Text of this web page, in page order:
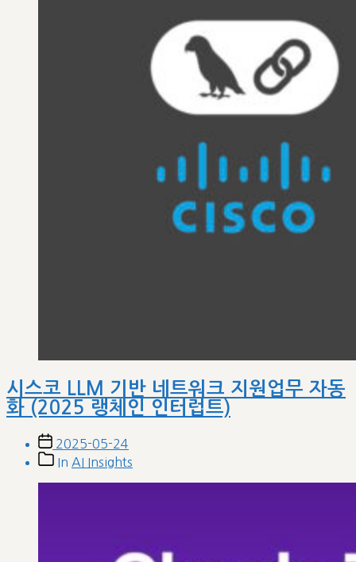
시스코 LLM 기반 네트워크 지원업무 자동
화 (2025 랭체인 인터럽트)
Post
date
2025-05-24
PostIn AI Insights